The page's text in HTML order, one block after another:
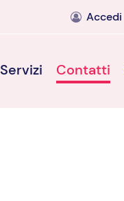
Accedi
Servizi Contatti